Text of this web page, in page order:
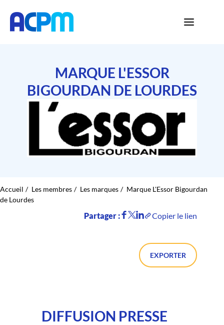
MARQUE L'ESSOR
BIGOURDAN DE LOURDES
Accueil Les membres Les marques
Marque L'Essor Bigourdan
de Lourdes
Partager : Copier le lien
EXPORTER
DIFFUSION PRESSE